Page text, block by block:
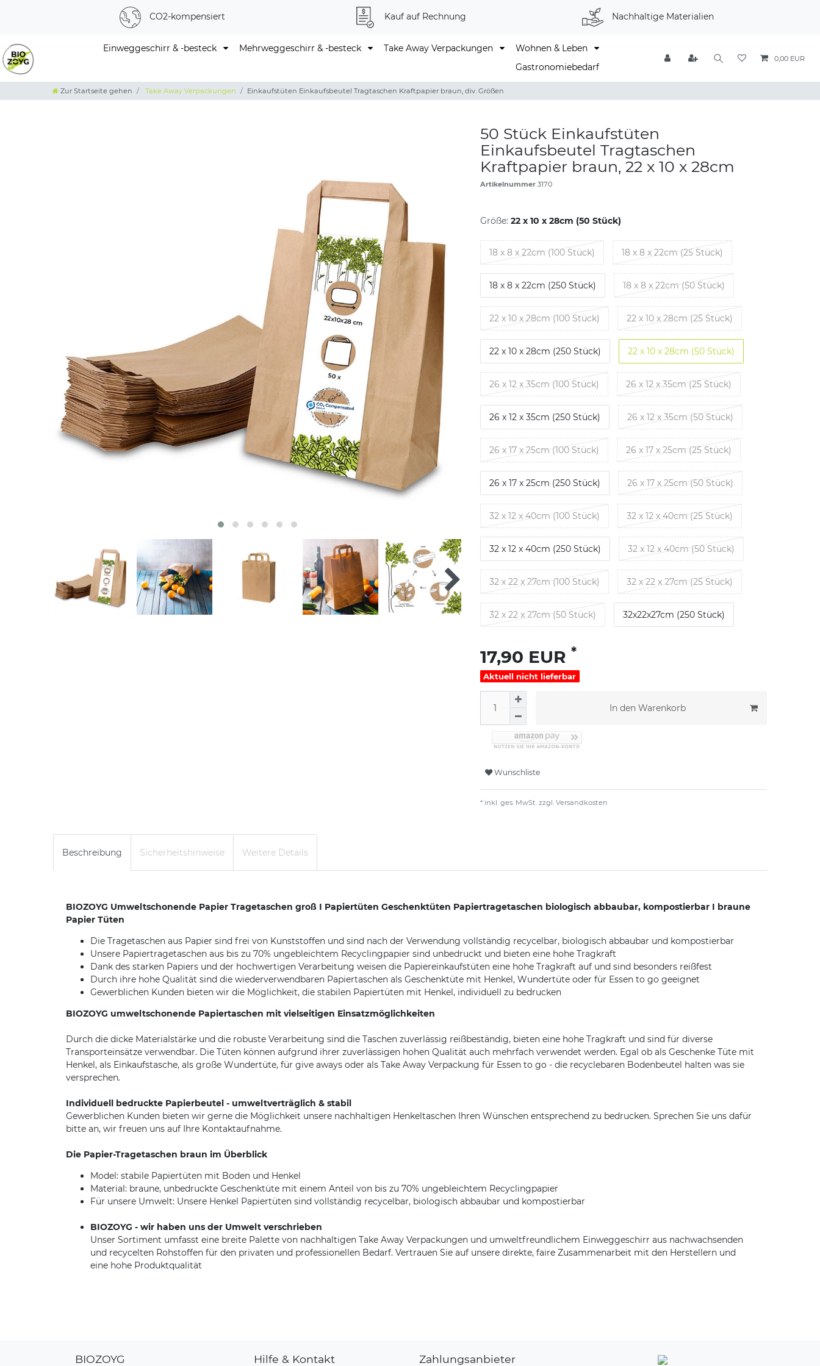
CO2-kompensiert Kauf auf Rechnung Nachhaltige Materialien
Einweggeschirr & -besteck Mehrweggeschirr & -besteck Take Away Verpackungen
Wohnen & Leben
Gastronomiebedarf
0,00 EUR
Zur Startseite gehen Take Away Verpackungen Einkaufstüten Einkaufsbeutel Tragtaschen Kraftpapier braun, div. Größen
50 Stück Einkaufstüten
Einkaufsbeutel Tragtaschen
Kraftpapier braun, 22 x 10 x 28cm
Artikelnummer 3170
Größe: 22 x 10 x 28cm (50 Stück)
18 x 8 x 22cm (100 Stück) 18 x 8 x 22cm (25 Stück)
18 x 8 x 22cm (250 Stück) 18 x 8 x 22cm (50 Stück)
22 x 10 x 28cm (100 Stück) 22 x 10 x 28cm (25 Stück)
22 x 10 x 28cm (250 Stück) 22 x 10 x 28cm (50 Stück)
26 x 12 x 35cm (100 Stück) 26 x 12 x 35cm (25 Stück)
26 x 12 x 35cm (250 Stück) 26 x 12 x 35cm (50 Stück)
26 x 17 x 25cm (100 Stück) 26 x 17 x 25cm (25 Stück)
26 x 17 x 25cm (250 Stück) 26 x 17 x 25cm (50 Stück)
32 x 12 x 40cm (100 Stück) 32 x 12 x 40cm (25 Stück)
32 x 12 x 40cm (250 Stück) 32 x 12 x 40cm (50 Stück)
32 x 22 x 27cm (100 Stück) 32 x 22 x 27cm (25 Stück)
32 x 22 x 27cm (50 Stück) 32x22x27cm (250 Stück)
17,90 EUR *
Aktuell nicht lieferbar
In den Warenkorb
Wunschliste
* inkl. ges. MwSt. zzgl. Versandkosten
Beschreibung Sicherheitshinweise Weitere Details
BIOZOYG Umweltschonende Papier Tragetaschen groß I Papiertüten Geschenktüten Papiertragetaschen biologisch abbaubar, kompostierbar I braune
Papier Tüten
Die Tragetaschen aus Papier sind frei von Kunststoffen und sind nach der Verwendung vollständig recycelbar, biologisch abbaubar und kompostierbar
Unsere Papiertragetaschen aus bis zu 70% ungebleichtem Recyclingpapier sind unbedruckt und bieten eine hohe Tragkraft
Dank des starken Papiers und der hochwertigen Verarbeitung weisen die Papiereinkaufstüten eine hohe Tragkraft auf und sind besonders reißfest
Durch ihre hohe Qualität sind die wiederverwendbaren Papiertaschen als Geschenktüte mit Henkel, Wundertüte oder für Essen to go geeignet
Gewerblichen Kunden bieten wir die Möglichkeit, die stabilen Papiertüten mit Henkel, individuell zu bedrucken
BIOZOYG umweltschonende Papiertaschen mit vielseitigen Einsatzmöglichkeiten
Durch die dicke Materialstärke und die robuste Verarbeitung sind die Taschen zuverlässig reißbeständig, bieten eine hohe Tragkraft und sind für diverse
Transporteinsätze verwendbar. Die Tüten können aufgrund ihrer zuverlässigen hohen Qualität auch mehrfach verwendet werden. Egal ob als Geschenke Tüte mit
Henkel, als Einkaufstasche, als große Wundertüte, für give aways oder als Take Away Verpackung für Essen to go - die recyclebaren Bodenbeutel halten was sie
versprechen.
Individuell bedruckte Papierbeutel - umweltverträglich & stabil
Gewerblichen Kunden bieten wir gerne die Möglichkeit unsere nachhaltigen Henkeltaschen Ihren Wünschen entsprechend zu bedrucken. Sprechen Sie uns dafür
bitte an, wir freuen uns auf Ihre Kontaktaufnahme.
Die Papier-Tragetaschen braun im Überblick
Model: stabile Papiertüten mit Boden und Henkel
Material: braune, unbedruckte Geschenktüte mit einem Anteil von bis zu 70% ungebleichtem Recyclingpapier
Für unsere Umwelt: Unsere Henkel Papiertüten sind vollständig recycelbar, biologisch abbaubar und kompostierbar
BIOZOYG - wir haben uns der Umwelt verschrieben
Unser Sortiment umfasst eine breite Palette von nachhaltigen Take Away Verpackungen und umweltfreundlichem Einweggeschirr aus nachwachsenden
und recycelten Rohstoffen für den privaten und professionellen Bedarf. Vertrauen Sie auf unsere direkte, faire Zusammenarbeit mit den Herstellern und
eine hohe Produktqualität
BIOZOYG Hilfe & Kontakt Zahlungsanbieter